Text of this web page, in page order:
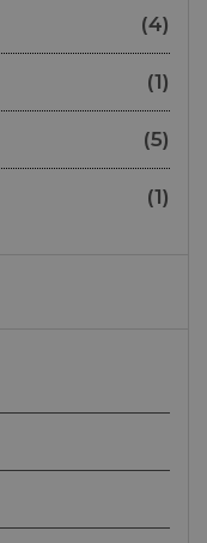
(4)
(1)
(5)
(1)